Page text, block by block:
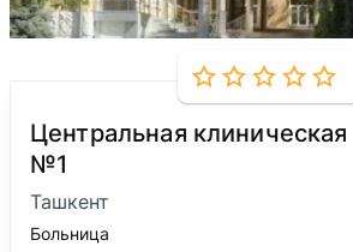
Центральная
№1
Ташкент
Больница